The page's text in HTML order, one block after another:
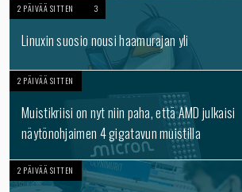
2 PÄIVÄÄ SITTEN 3
Linuxin suosio nousi haamurajan yli
2 PÄIVÄÄ SITTEN
Muistikriisi on nyt niin paha, että AMD julkaisi
näytönohjaimen 4 gigatavun muistilla
2 PÄIVÄÄ SITTEN